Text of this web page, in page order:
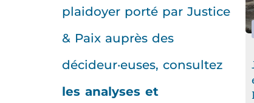
plaidoyer porté par Justice
& Paix auprès des
décideur·euses, consultez
les analyses et